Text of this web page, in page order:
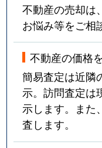
不動産の売却は
お悩み等をご相
不動産の価格
簡易査定は近隣
示。訪問査定は
示します。また
査します。